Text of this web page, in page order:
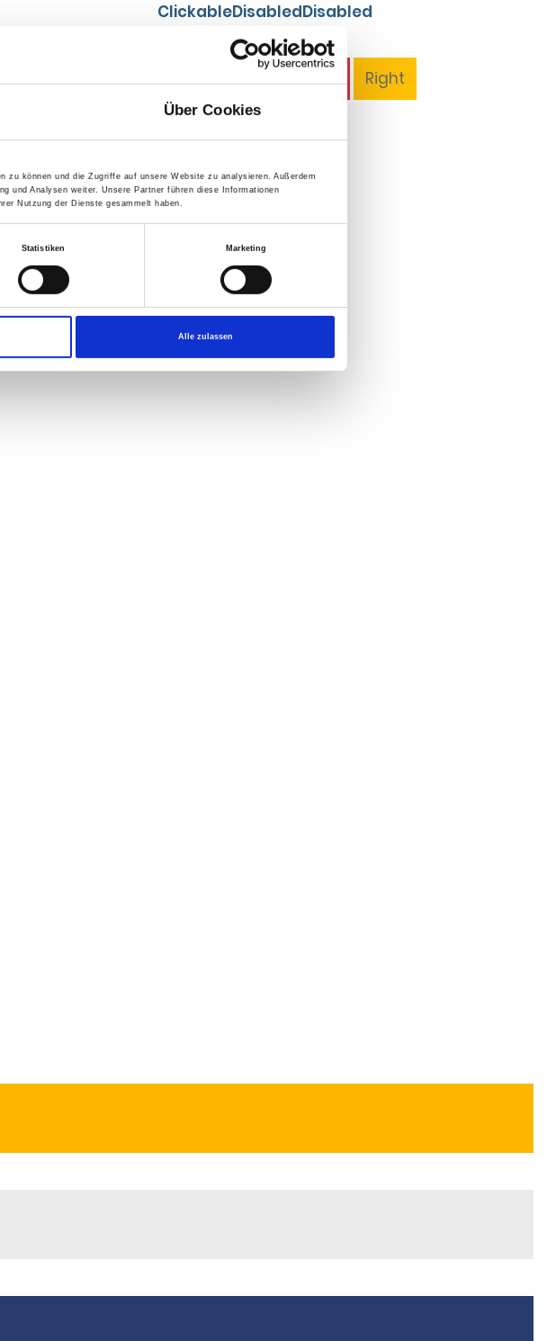
Über Cookies
zu können und die Zugriffe auf unsere Website zu analysieren. Außerdem
und Analysen weiter. Unsere Partner führen diese Informationen
Nutzung der Dienste gesammelt haben.
Statistiken Marketing
Alle zulassen
ClickableDisabledDisabled
Tooltips
Left Top Bottom Right